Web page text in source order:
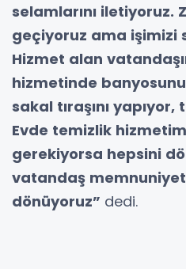
selamlarını iletiyoruz.
geçiyoruz ama işimizi
Hizmet alan
hizmetinde banyosunu
sakal tıraşını yapıyor,
Evde temizlik
gerekiyorsa hepsini
vatandaş
dönüyoruz” dedi.